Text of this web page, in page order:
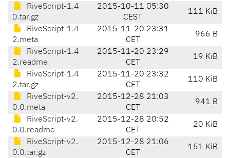
RiveScript-1.4
0.tar.gz
2015-10-11 05:30
CEST
111 KiB
RiveScript-1.4
2.meta
2015-11-20 23:31
CET
966 B
RiveScript-1.4
2.readme
2015-11-20 23:29
CET
19 KiB
RiveScript-1.4
2.tar.gz
2015-11-20 23:32
CET
110 KiB
RiveScript-v2.
0.0.meta
2015-12-28 21:03
CET
941 B
RiveScript-v2.
0.0.readme
2015-12-28 20:52
CET
20 KiB
RiveScript-v2.
0.0.tar.gz
2015-12-28 21:06
CET
151 KiB